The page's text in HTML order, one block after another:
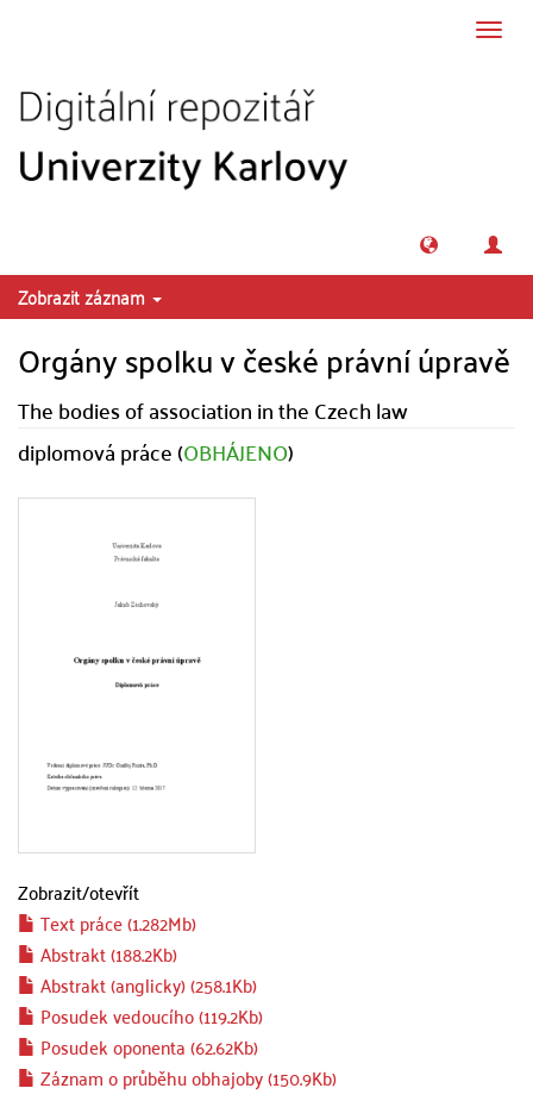
Zobrazit záznam
Orgány spolku v české právní úpravě
The bodies of association in the Czech law
diplomová práce (OBHÁJENO)
Zobrazit/otevřít
Text práce (1.282Mb)
Abstrakt (188.2Kb)
Abstrakt (anglicky) (258.1Kb)
Posudek vedoucího (119.2Kb)
Posudek oponenta (62.62Kb)
Záznam o průběhu obhajoby (150.9Kb)